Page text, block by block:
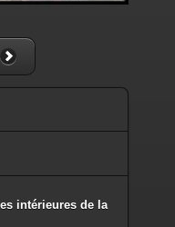
intérieures de la